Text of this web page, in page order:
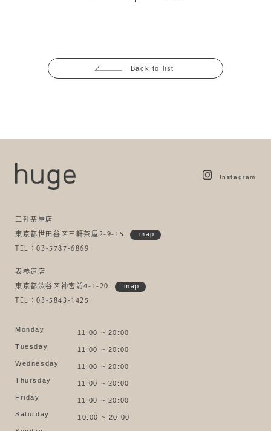
Back to list
Instagram
三軒茶屋店
東京都世田谷区三軒茶屋2-9-15 map
TEL：03-5787-6869
表参道店
東京都渋谷区神宮前4-1-20 map
TEL：03-5843-1425
Monday
11:00 ~ 20:00
Tuesday
11:00 ~ 20:00
Wednesday
11:00 ~ 20:00
Thursday
11:00 ~ 20:00
Friday
11:00 ~ 20:00
Saturday
10:00 ~ 20:00